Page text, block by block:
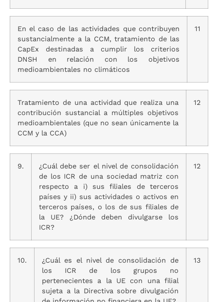
En el caso de las actividades que contribuyen
sustancialmente a la CCM, tratamiento de las
CapEx destinadas a cumplir los criterios
DNSH en relación con los objetivos
medioambientales no climáticos
11
Tratamiento de una actividad que realiza una
contribución sustancial a múltiples objetivos
medioambientales (que no sean únicamente la
CCM y la CCA)
12
9.
¿Cuál debe ser el nivel de consolidación
de los ICR de una sociedad matriz con
respecto a i) sus filiales de terceros
países y ii) sus actividades o activos en
terceros países, o los de sus filiales de
la UE? ¿Dónde deben divulgarse los
ICR?
12
10.
¿Cuál es el nivel de consolidación de
los ICR de los grupos no
pertenecientes a la UE con una filial
sujeta a la Directiva sobre divulgación
13